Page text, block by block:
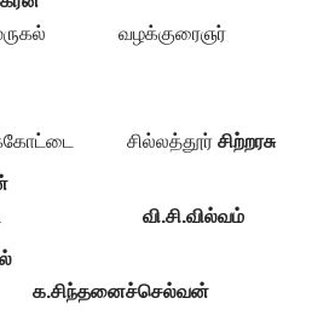
வழக்குரைஞர்
சில்லத்தூர் சிற்றரசு
வி.சி.வில்வம்
க.சிந்தனைச்செல்வன்